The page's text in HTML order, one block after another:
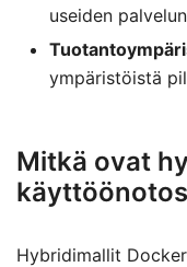
useiden
ympäristöistä
Mitkä ovat
Hybridimallit